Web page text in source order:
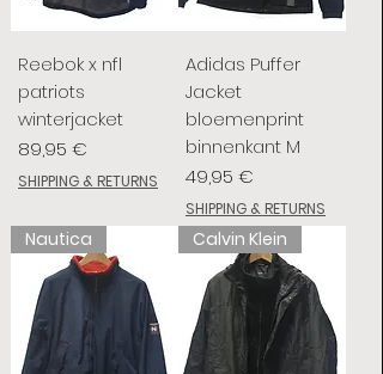
Reebok x nfl
patriots
winterjacket
Preis
89,95 €
SHIPPING & RETURNS
Adidas Puffer
Jacket
bloemenprint
binnenkant M
Preis
49,95 €
SHIPPING & RETURNS
Nautica Calvin Klein